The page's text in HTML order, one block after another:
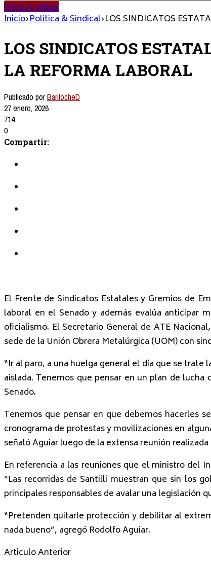
Política & Sindical
Inicio›Política & Sindical›LOS SINDICATOS
LOS SINDICATOS
LA REFORMA LABORAL
Publicado porBarilocheD
27 enero, 2026
714
0
Compartir:
El Frente de Sindicatos Estatales y Gremios de
laboral en el Senado y además evalúa anticipar
oficialismo. El Secretario General de ATE
sede de la Unión Obrera Metalúrgica (UOM) con
“Ir al paro, a una huelga general el día que se
aislada. Tenemos que pensar en un plan de
Senado.
Tenemos que pensar en que debemos hacerles
cronograma de protestas y movilizaciones en
señaló Aguiar luego de la extensa reunión
En referencia a las reuniones que el ministro del
“Las recorridas de Santilli muestran que sin los
principales responsables de avalar una legislación
“Pretenden quitarle protección y debilitar al
nada bueno”, agregó Rodolfo Aguiar.
Articulo Anterior